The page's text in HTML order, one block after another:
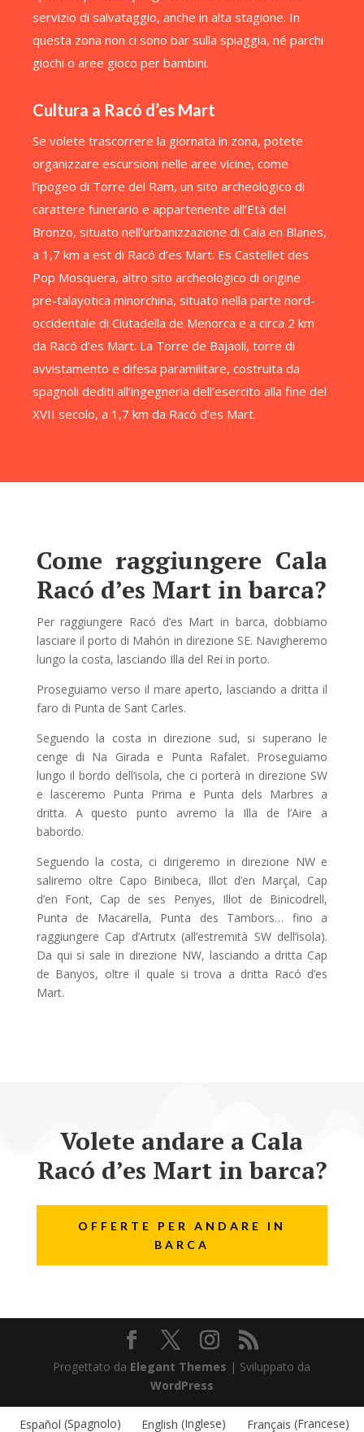
servizio di salvataggio, anche in alta stagione. In
questa zona non ci sono bar sulla spiaggia, né parchi
giochi o aree gioco per bambini.
Cultura a Racó d’es Mart
Se volete trascorrere la giornata in zona, potete
organizzare escursioni nelle aree vicine, come
l’ipogeo di Torre del Ram, un sito archeologico di
carattere funerario e appartenente all’Età del
Bronzo, situato nell’urbanizzazione di Cala en Blanes,
a 1,7 km a est di Racó d’es Mart. Es Castellet des
Pop Mosquera, altro sito archeologico di origine
pre-talayotica minorchina, situato nella parte nord-
occidentale di Ciutadella de Menorca e a circa 2 km
da Racó d’es Mart. La Torre de Bajaolí, torre di
avvistamento e difesa paramilitare, costruita da
spagnoli dediti all’ingegneria dell’esercito alla fine del
XVII secolo, a 1,7 km da Racó d’es Mart.
Come raggiungere Cala
Racó d’es Mart in barca?
Per raggiungere Racó d’es Mart in barca, dobbiamo
lasciare il porto di Mahón in direzione SE. Navigheremo
lungo la costa, lasciando Illa del Rei in porto.
Proseguiamo verso il mare aperto, lasciando a dritta il
faro di Punta de Sant Carles.
Seguendo la costa in direzione sud, si superano le
cenge di Na Girada e Punta Rafalet. Proseguiamo
lungo il bordo dell’isola, che ci porterà in direzione SW
e lasceremo Punta Prima e Punta dels Marbres a
dritta. A questo punto avremo la Illa de l’Aire a
babordo.
Seguendo la costa, ci dirigeremo in direzione NW e
saliremo oltre Capo Binibeca, Illot d’en Marçal, Cap
d’en Font, Cap de ses Penyes, Illot de Binicodrell,
Punta de Macarella, Punta des Tambors… fino a
raggiungere Cap d’Artrutx (all’estremità SW dell’isola).
Da qui si sale in direzione NW, lasciando a dritta Cap
de Banyos, oltre il quale si trova a dritta Racó d’es
Mart.
Volete andare a Cala
Racó d’es Mart in barca?
OFFERTE PER ANDARE IN
BARCA
Progettato da Elegant Themes | Sviluppato da
WordPress
Español (Spagnolo) English (Inglese) Français (Francese)